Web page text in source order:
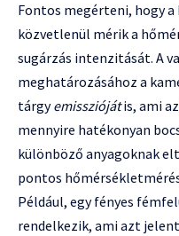
Fontos megérteni, hogy
közvetlenül mérik a
sugárzás intenzitását. A
meghatározásához a
tárgyemissziójátis, ami
mennyire hatékonyan
különböző anyagoknak
pontos
Például, egy fényes
rendelkezik, ami azt